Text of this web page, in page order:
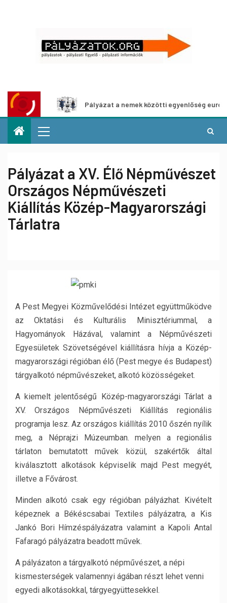
Pályázat a nemek közötti egyenlőség európai
Pályázat a XV. Élő Népművészet
Országos Népművészeti
Kiállítás Közép-Magyarországi
Tárlatra
A Pest Megyei Közművelődési Intézet együttműködve
az Oktatási és Kulturális Minisztériummal, a
Hagyományok Házával, valamint a Népművészeti
Egyesületek Szövetségével kiállításra hívja a Közép-
magyarországi régióban élő (Pest megye és Budapest)
tárgyalkotó népművészeket, alkotó közösségeket.
A kiemelt jelentőségű Közép-magyarországi Tárlat a
XV. Országos Népművészeti Kiállítás regionális
programja lesz. Az országos kiállítás 2010 őszén nyílik
meg, a Néprajzi Múzeumban. melyen a regionális
tárlaton bemutatott művek közül, szakértők által
kiválasztott alkotások képviselik majd Pest megyét,
illetve a Fővárost.
Minden alkotó csak egy régióban pályázhat. Kivételt
képeznek a Békéscsabai Textiles pályázatra, a Kis
Jankó Bori Hímzéspályázatra valamint a Kapoli Antal
Fafaragó pályázatra beadott művek.
A pályázaton a tárgyalkotó népművészet, a népi
kismesterségek valamennyi ágában részt lehet venni
egyedi alkotásokkal, tárgyegyüttesekkel.